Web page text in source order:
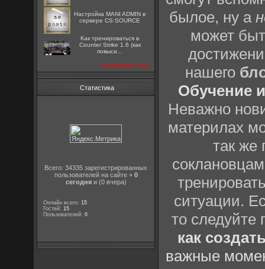
Настройка MANI ADMIN в
сервере CS:SOURCE
Как тренироваться в
Counter Strike 1.6 (как
повыси...
посмотреть все
Статистика
Всего: 34335 зарегистрированных
пользователей на сайте + 0
сегодняи (0 вчера)
Онлайн всего:15
Гостей:15
Пользователей:0
былое, ну а
может
нашего
Обучение
Неважно
материлах
так же
ситуации.
то
как
важные